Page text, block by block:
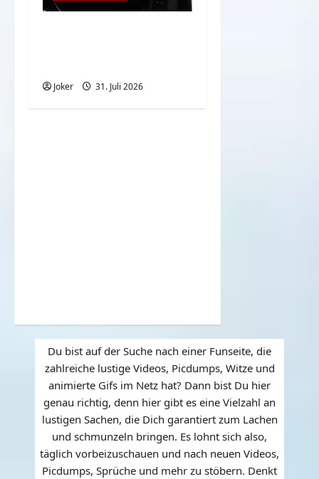
Joker 31. Juli 2026
Du bist auf der Suche nach einer Funseite, die
zahlreiche lustige Videos, Picdumps, Witze und
animierte Gifs im Netz hat? Dann bist Du hier
genau richtig, denn hier gibt es eine Vielzahl an
lustigen Sachen, die Dich garantiert zum Lachen
und schmunzeln bringen. Es lohnt sich also,
täglich vorbeizuschauen und nach neuen Videos,
Picdumps, Sprüche und mehr zu stöbern. Denkt